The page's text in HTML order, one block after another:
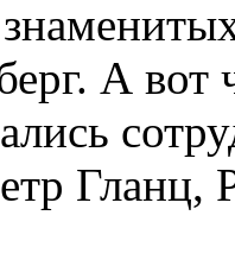
А вот
Гланц,